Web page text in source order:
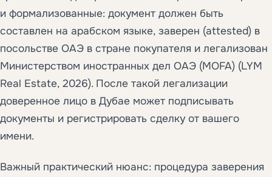
и формализованные: документ должен быть
составлен на арабском языке, заверен (attested) в
посольстве ОАЭ в стране покупателя и легализован
Министерством иностранных дел ОАЭ (MOFA) (LYM
Real Estate, 2026). После такой легализации
доверенное лицо в Дубае может подписывать
документы и регистрировать сделку от вашего
имени.
Важный практический нюанс: процедура заверения